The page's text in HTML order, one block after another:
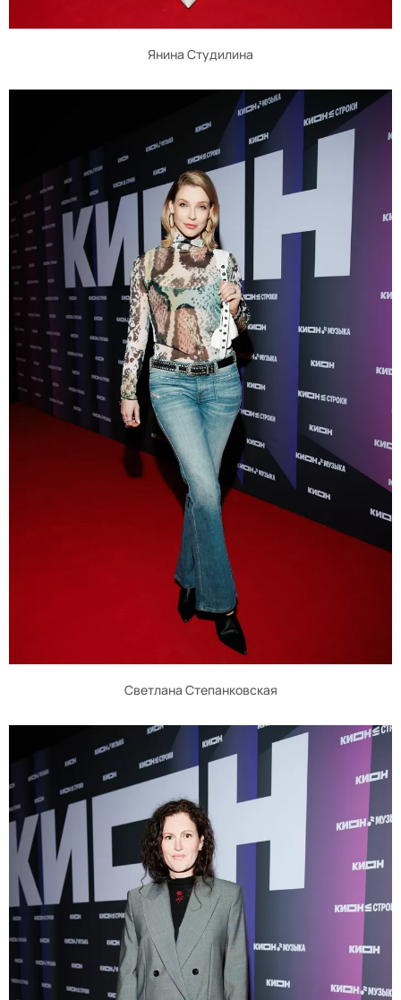
Янина Студилина
Светлана Степанковская